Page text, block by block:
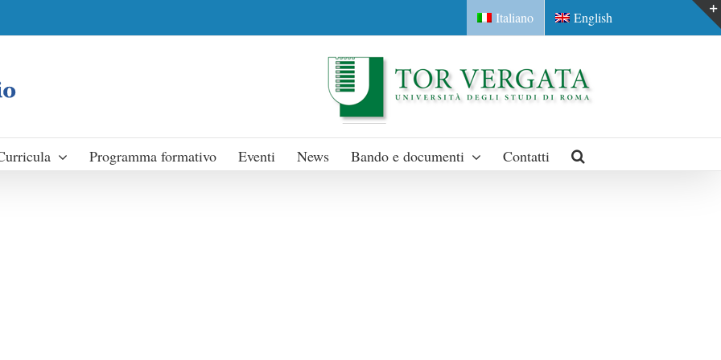
Italiano English
Programma formativo Eventi News Bando e documenti Contatti